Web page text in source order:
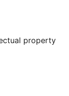
property